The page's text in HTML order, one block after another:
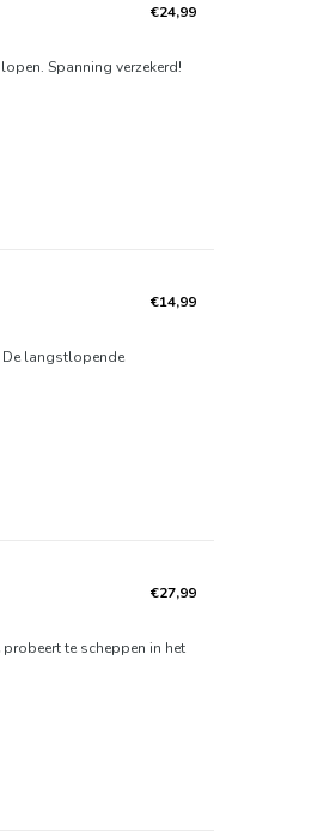
€24,99
Spanning verzekerd!
€14,99
De langstlopende
€27,99
te scheppen in het